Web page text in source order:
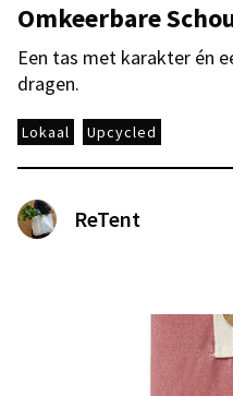
Omkeerbare
Een tas met karakter én
dragen.
Lokaal Upcycled
ReTent